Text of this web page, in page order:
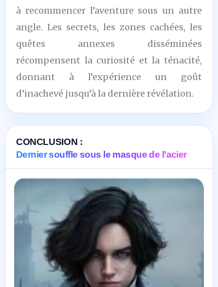
à recommencer l’aventure sous un autre
angle. Les secrets, les zones cachées, les
quêtes annexes disséminées
récompensent la curiosité et la ténacité,
donnant à l’expérience un goût
d’inachevé jusqu’à la dernière révélation.
CONCLUSION :
Dernier souffle sous le masque de l’acier